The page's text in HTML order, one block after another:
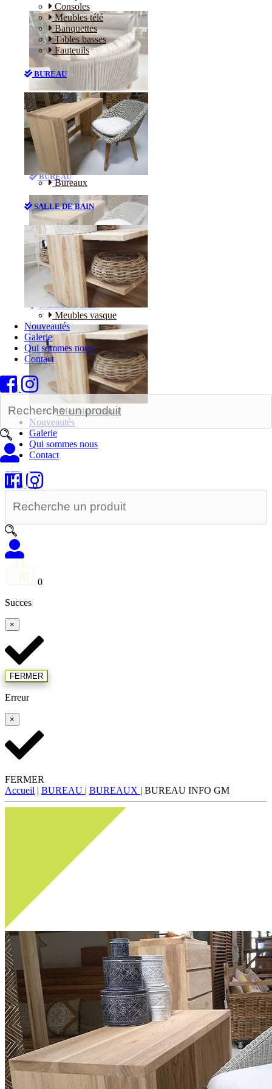
Consoles
Meubles télé
Banquettes
Tables basses
Fauteuils
BUREAU
Bureaux
SALLE DE BAIN
Meubles vasque
Nouveautés
Galerie
Qui sommes nous
Contact
|
0
Canapés
Consoles
Meubles télé
Banquettes
Tables basses
Fauteuils
BUREAU
Bureaux
SALLE DE BAIN
Meubles vasque
Nouveautés
Galerie
Qui sommes nous
Contact
|
0
Succes
×
FERMER
Erreur
×
FERMER
Accueil | BUREAU | BUREAUX | BUREAU INFO GM